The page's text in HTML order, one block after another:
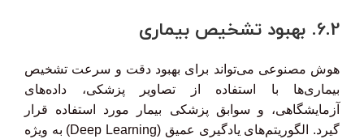
6.2. بهبود تشخیص بیماری
هوش مصنوعی می‌تواند برای بهبود دقت و سرعت تشخیص
بیماری‌ها با استفاده از تصاویر پزشکی، داده‌های
آزمایشگاهی، و سوابق پزشکی بیمار مورد استفاده قرار
گیرد. الگوریتم‌های یادگیری عمیق (Deep Learning) به ویژه